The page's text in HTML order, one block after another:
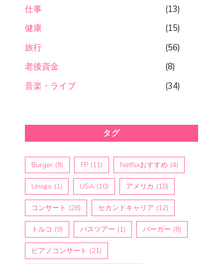
仕事
(13)
健康
(15)
旅行
(56)
老後資金
(8)
音楽・ライブ
(34)
タグ
Burger (8) FP (11) Netflixおすすめ (4)
Uniqlo (1) USA (10) アメリカ (10)
コンサート (28) セカンドキャリア (12)
トルコ (9) バスツアー (1) バーガー (8)
ピアノコンサート (21)